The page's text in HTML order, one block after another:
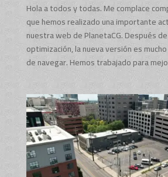
Hola a todos y todas. Me complace
que hemos realizado una importante
nuestra web de PlanetaCG. Después
optimización, la nueva versión es
de navegar. Hemos trabajado para